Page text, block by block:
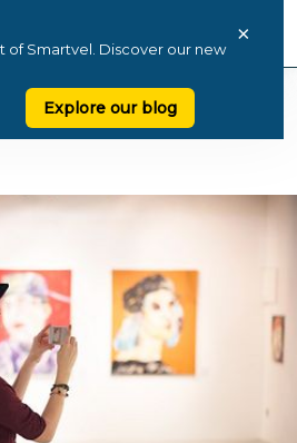
of Smartvel. Discover our new
Explore our blog
×